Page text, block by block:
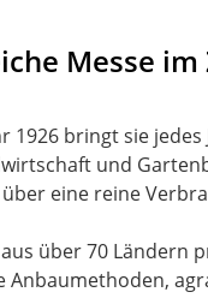
Messe
1926 bringt sie
und
eine reine
über 70
Anbaumethoden,